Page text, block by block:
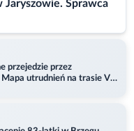
Jaryszowie. Sprawca
przejedzie przez
Mapa utrudnień na trasie V